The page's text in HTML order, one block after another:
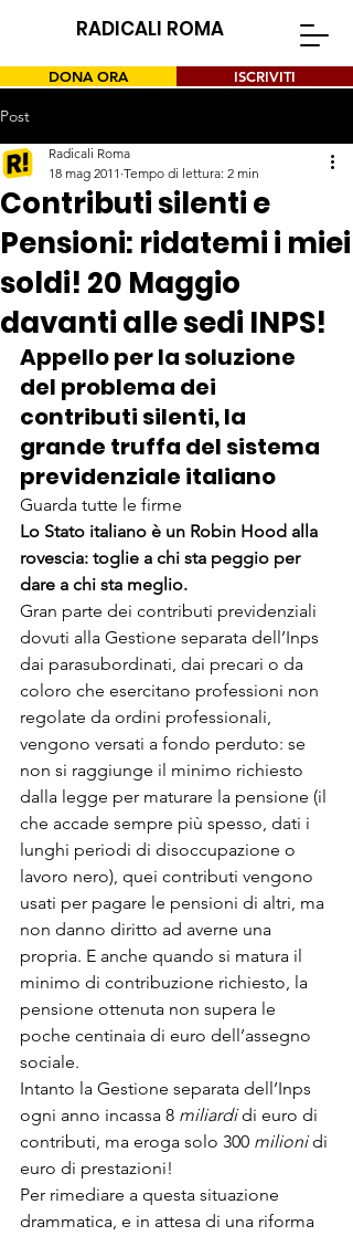
RADICALI ROMA
DONA ORA ISCRIVITI
Post
Contributi silenti e
Pensioni: ridatemi i miei
soldi! 20 Maggio
davanti alle sedi INPS!
Radicali Roma
18 mag 2011 Tempo di lettura: 2 min
Appello per la soluzione
del problema dei
contributi silenti, la
grande truffa del sistema
previdenziale italiano
Guarda tutte le firme
Lo Stato italiano è un Robin Hood alla
rovescia: toglie a chi sta peggio per
dare a chi sta meglio.
Gran parte dei contributi previdenziali
dovuti alla Gestione separata dell’Inps
dai parasubordinati, dai precari o da
coloro che esercitano professioni non
regolate da ordini professionali,
vengono versati a fondo perduto: se
non si raggiunge il minimo richiesto
dalla legge per maturare la pensione (il
che accade sempre più spesso, dati i
lunghi periodi di disoccupazione o
lavoro nero), quei contributi vengono
usati per pagare le pensioni di altri, ma
non danno diritto ad averne una
propria. E anche quando si matura il
minimo di contribuzione richiesto, la
pensione ottenuta non supera le
poche centinaia di euro dell’assegno
sociale.
Intanto la Gestione separata dell’Inps
ogni anno incassa 8 miliardi di euro di
contributi, ma eroga solo 300 milioni di
euro di prestazioni!
Per rimediare a questa situazione
drammatica, e in attesa di una riforma